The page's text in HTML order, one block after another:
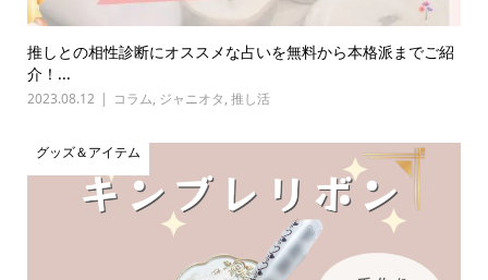
推しとの相性診断にオススメな占いを無料から本格派までご紹
介！...
2023.08.12 コラム, ジャニオタ, 推し活
グッズ＆アイテム